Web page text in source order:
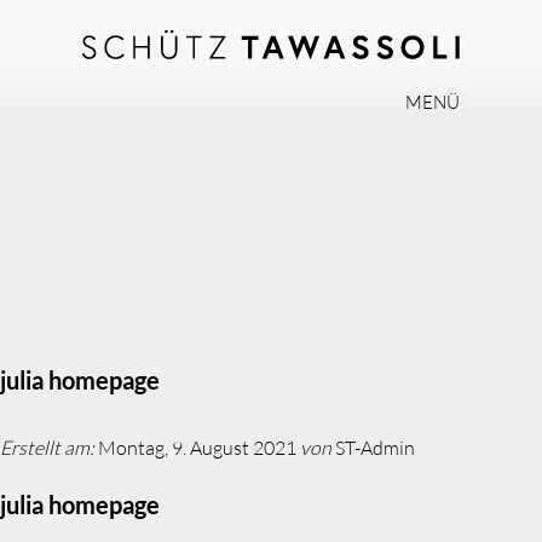
MENÜ
julia homepage
Erstellt am:Montag, 9. August 2021 vonST-Admin
julia homepage